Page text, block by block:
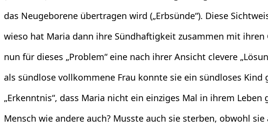
das Neugeborene übertragen wird („Erbsünde“). Diese
wieso hat Maria dann ihre Sündhaftigkeit zusammen mit
nun für dieses „Problem“ eine nach ihrer Ansicht clevere
als sündlose vollkommene Frau konnte sie ein sündloses Kind
„Erkenntnis“, dass Maria nicht ein einziges Mal in ihrem
Mensch wie andere auch? Musste auch sie sterben, obwohl